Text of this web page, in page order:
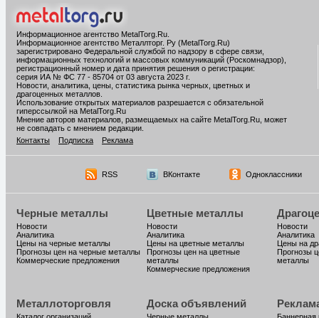
Информационное агентство MetalTorg.Ru
Информационное агентство Металлторг. Ру (MetalTorg.Ru)
зарегистрировано Федеральной службой по надзору в сфере связи,
информационных технологий и массовых коммуникаций (Роскомнадзор),
регистрационный номер и дата принятия решения о регистрации:
серия ИА № ФС 77 - 85704 от 03 августа 2023 г.
Новости, аналитика, цены, статистика рынка черных, цветных и
драгоценных металлов.
Использование открытых материалов разрешается с обязательной
гиперссылкой на MetalTorg.Ru
Мнение авторов материалов, размещаемых на сайте MetalTorg.Ru, может
не совпадать с мнением редакции.
Контакты
Подписка Реклама
RSS ВКонтакте Одноклассники
Черные металлы
Новости
Аналитика
Цены на черные металлы
Прогнозы цен на черные металлы
Коммерческие предложения
Цветные металлы
Новости
Аналитика
Цены на цветные металлы
Прогнозы цен на цветные
металлы
Коммерческие предложения
Новости
Аналитика
Цены на
Прогнозы
металлы
Металлоторговля Доска объявлений